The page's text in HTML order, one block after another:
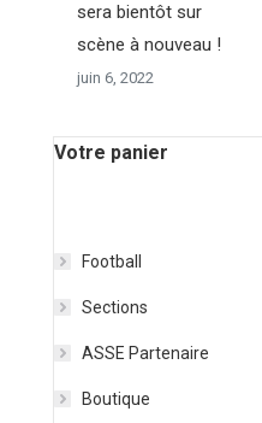
sera bientôt sur
scène à nouveau !
juin 6, 2022
Votre panier
Football
Sections
ASSE Partenaire
Boutique